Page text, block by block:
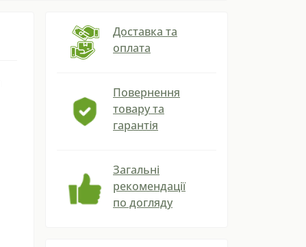
Доставка та
оплата
Повернення
товару та
гарантія
Загальні
рекомендації
по догляду